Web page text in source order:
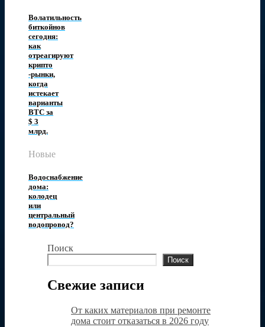
Волатильность
биткойнов
сегодня:
как
отреагируют
крипто
-рынки,
когда
истекает
варианты
BTC за
$ 3
млрд.
Новые
Водоснабжение
дома:
колодец
или
центральный
водопровод?
Поиск
Поиск
Свежие записи
От каких материалов при ремонте
дома стоит отказаться в 2026 году